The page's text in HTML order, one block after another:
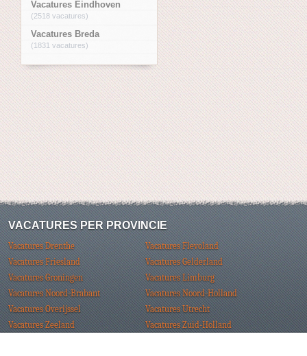
Vacatures Eindhoven
(2518 vacatures)
Vacatures Breda
(1831 vacatures)
VACATURES PER PROVINCIE
Vacatures Drenthe
Vacatures Flevoland
Vacatures Friesland
Vacatures Gelderland
Vacatures Groningen
Vacatures Limburg
Vacatures Noord-Brabant
Vacatures Noord-Holland
Vacatures Overijssel
Vacatures Utrecht
Vacatures Zeeland
Vacatures Zuid-Holland